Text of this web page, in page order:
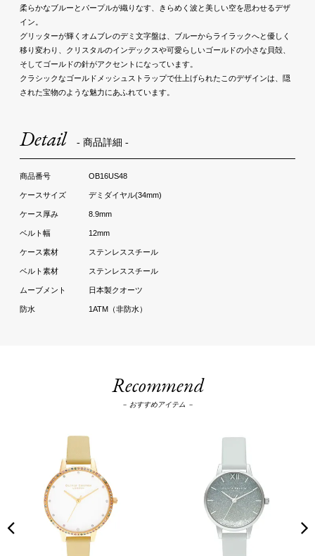
柔らかなブルーとパープルが織りなす、きらめく波と美しい空を思わせるデザ
イン。
グリッターが輝くオムブレのデミ文字盤は、ブルーからライラックへと優しく
移り変わり、クリスタルのインデックスや可愛らしいゴールドの小さな貝殻、
そしてゴールドの針がアクセントになっています。
クラシックなゴールドメッシュストラップで仕上げられたこのデザインは、隠
された宝物のような魅力にあふれています。
Detail - 商品詳細 -
OB16US48
デミダイヤル(34mm)
8.9mm
12mm
ステンレススチール
ステンレススチール
日本製クオーツ
1ATM（非防水）
Recommend
－ おすすめアイテム －